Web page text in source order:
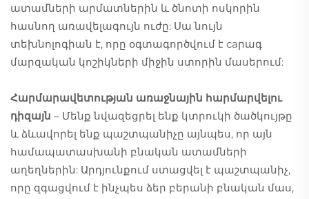
ատամների արմատներին և ծնոտի ոսկորին
հասնող առավելագույն ուժը: Սա նույն
տեխնոլոգիան է, որը օգտագործվում է caրագ
մարզական կոշիկների միջին ստորին մասերում:
Հարմարավետության առաջնային հարմարվելու
դիզայն – Մենք նվազեցրել ենք կտրուկի ծածկույթը
և ձևավորել ենք պաշտպանիչը այնպես, որ այն
համապատասխանի բնական ատամների
աղեղներին: Արդյունքում ստացվել է պաշտպանիչ,
որը զգացվում է ինչպես ձեր բերանի բնական մաս,